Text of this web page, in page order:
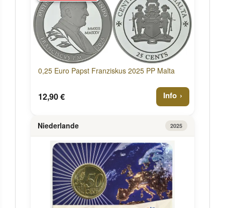
0,25 Euro Papst Franziskus 2025 PP Malta
12,90 € Info
Niederlande 2025